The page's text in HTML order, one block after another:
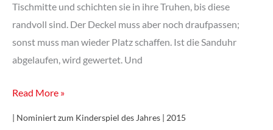
Tischmitte und schichten sie in ihre Truhen, bis diese
randvoll sind. Der Deckel muss aber noch draufpassen;
sonst muss man wieder Platz schaffen. Ist die Sanduhr
abgelaufen, wird gewertet. Und
Schatz-
Read More »
| Nominiert zum Kinderspiel des Jahres | 2015